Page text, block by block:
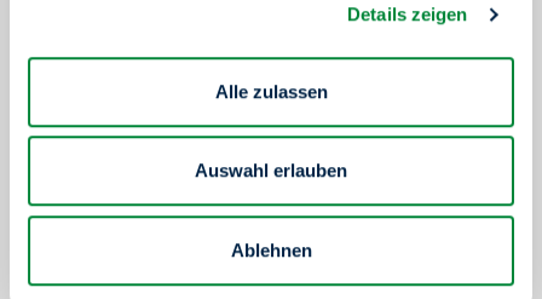
Details zeigen
Alle zulassen
Auswahl erlauben
Ablehnen